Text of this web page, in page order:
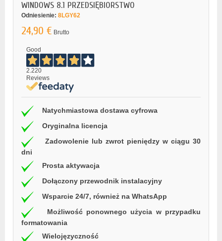
WINDOWS 8.1 PRZEDSIĘBIORSTWO
Odniesienie: 8LGY62
24,90 € Brutto
Good
2.220
Reviews
Natychmiastowa dostawa cyfrowa
Oryginalna licencja
Zadowolenie lub zwrot pieniędzy w ciągu 30
dni
Prosta aktywacja
Dołączony przewodnik instalacyjny
Wsparcie 24/7, również na WhatsApp
Możliwość ponownego użycia w przypadku
formatowania
Wielojęzyczność